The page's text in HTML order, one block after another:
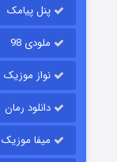
پنل پیامک
ملودی 98
نواز موزیک
دانلود رمان
میفا موزیک